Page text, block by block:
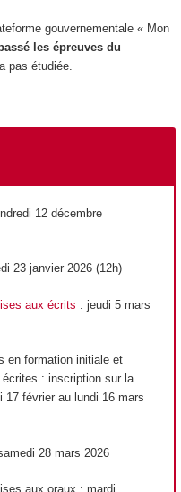
gouvernementale « Mon
les épreuves du
pas étudiée.
12 décembre
23 janvier 2026 (12h)
aux écrits : jeudi 5 mars
en formation initiale et
: inscription sur la
17 février au lundi 16 mars
28 mars 2026
aux oraux : mardi